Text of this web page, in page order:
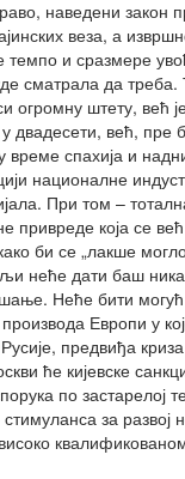
наведени закон
веза, а
темпо и сразмере
сматрала да треба.
огромну штету, већ
двадесети, већ, пре
време спахија и
националне
При том –
привреде која се
би се „лакше
неће дати баш
Неће бити
Европи у
предвиђа
ће кијевске
по застарелој
за развој